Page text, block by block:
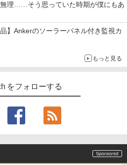
理……そう思っていた時期が僕にもあ
】Ankerのソーラーパネル付き監視カ
もっと見る
をフォローする